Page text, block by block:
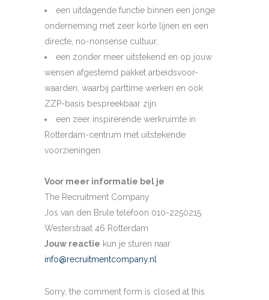
een uitdagende functie binnen een jonge
onderneming met zeer korte lijnen en een
directe, no-nonsense cultuur,
een zonder meer uitstekend en op jouw
wensen afgestemd pakket arbeidsvoor-
waarden, waarbij parttime werken en ook
ZZP-basis bespreekbaar zijn.
een zeer inspirerende werkruimte in
Rotterdam-centrum met uitstekende
voorzieningen.
Voor meer informatie bel je
The Recruitment Company
Jos van den Brule telefoon 010-2250215
Westerstraat 46 Rotterdam
Jouw reactie kun je sturen naar
info@recruitmentcompany.nl
Sorry, the comment form is closed at this